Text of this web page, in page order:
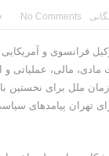
No Comments
فرانسوی و
مالی، عملیاتی و
ملل برای نخستین‌
تهران پیامدهای